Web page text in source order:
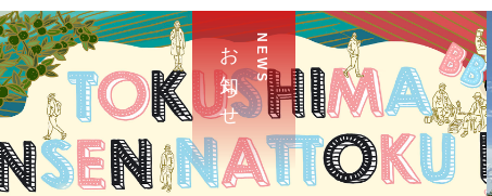
N E W S
お 知 ら せ